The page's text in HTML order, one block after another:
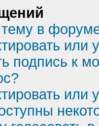
тему в
или
подпись к
или